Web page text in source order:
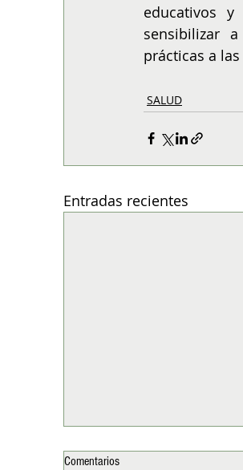
educativos
sensibilizar
prácticas a
SALUD
Entradas recientes
Comentarios